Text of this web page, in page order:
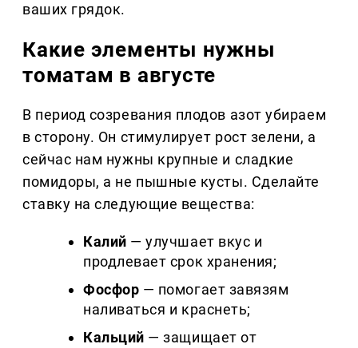
ваших грядок.
Какие элементы нужны
томатам в августе
В период созревания плодов азот убираем
в сторону. Он стимулирует рост зелени, а
сейчас нам нужны крупные и сладкие
помидоры, а не пышные кусты. Сделайте
ставку на следующие вещества:
Калий — улучшает вкус и
продлевает срок хранения;
Фосфор — помогает завязям
наливаться и краснеть;
Кальций — защищает от